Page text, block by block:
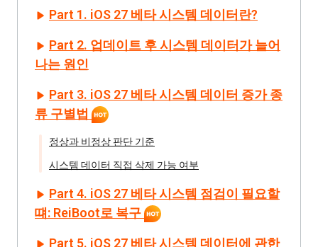
Part 1. iOS 27 베타 시스템 데이터란?
Part 2. 업데이트 후 시스템 데이터가 늘어
나는 원인
Part 3. iOS 27 베타 시스템 데이터 증가 종
류 구별법
정상과 비정상 판단 기준
시스템 데이터 직접 삭제 가능 여부
Part 4. iOS 27 베타 시스템 점검이 필요할
떄: ReiBoot로 복구
Part 5. iOS 27 베타 시스템 데이터에 관한